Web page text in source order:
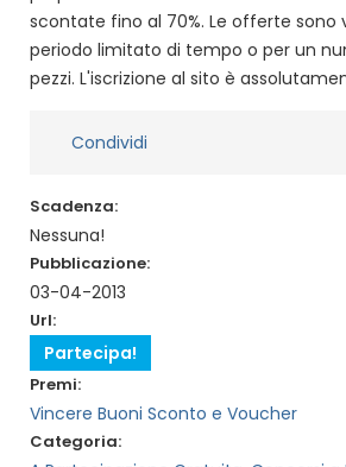
scontate fino al 70%. Le offerte sono
periodo limitato di tempo o per un
pezzi. L'iscrizione al sito è
Condividi
Scadenza:
Nessuna!
Pubblicazione:
03-04-2013
Url:
Partecipa!
Premi:
Vincere Buoni Sconto e Voucher
Categoria: